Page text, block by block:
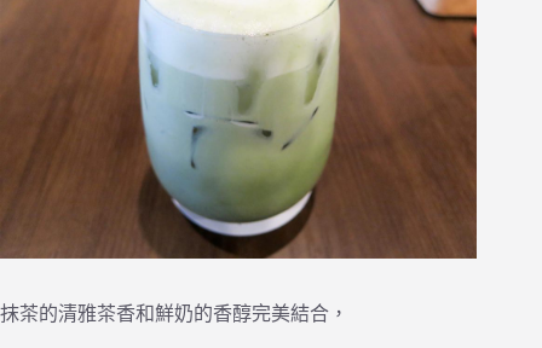
抹茶的清雅茶香和鮮奶的香醇完美結合，